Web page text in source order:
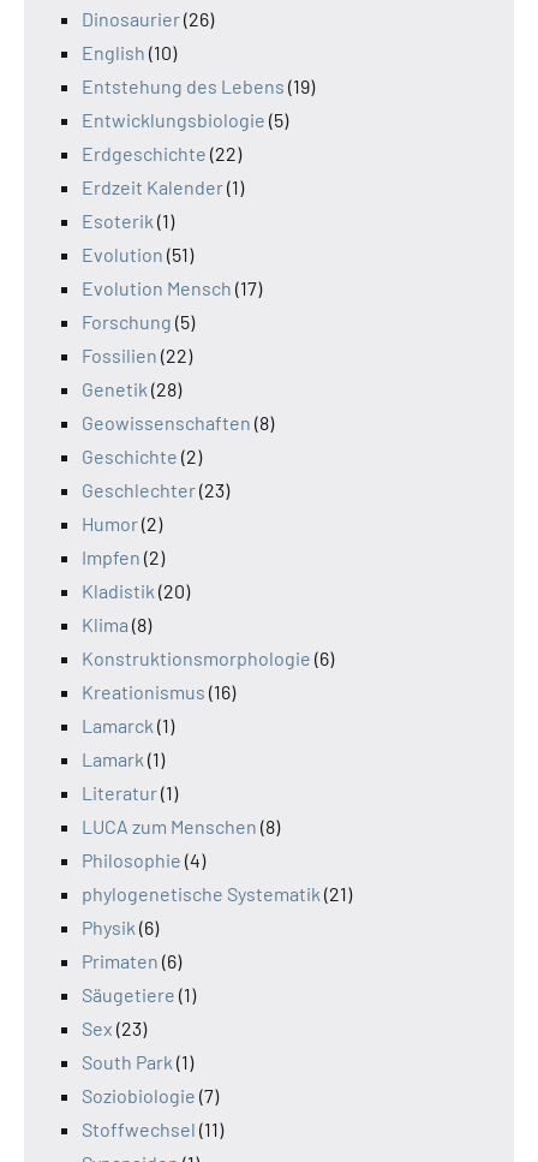
Dinosaurier(26)
English (10)
Entstehung des Lebens (19)
Entwicklungsbiologie (5)
Erdgeschichte (22)
Erdzeit Kalender(1)
Esoterik (1)
Evolution (51)
Evolution Mensch (17)
Forschung (5)
Fossilien (22)
Genetik (28)
Geowissenschaften (8)
Geschichte (2)
Geschlechter(23)
Humor(2)
Impfen (2)
Kladistik (20)
Klima (8)
Konstruktionsmorphologie (6)
Kreationismus (16)
Lamarck (1)
Lamark (1)
Literatur(1)
LUCA zum Menschen (8)
Philosophie (4)
phylogenetische Systematik (21)
Physik (6)
Primaten (6)
Säugetiere (1)
Sex (23)
South Park (1)
Soziobiologie (7)
Stoffwechsel (11)